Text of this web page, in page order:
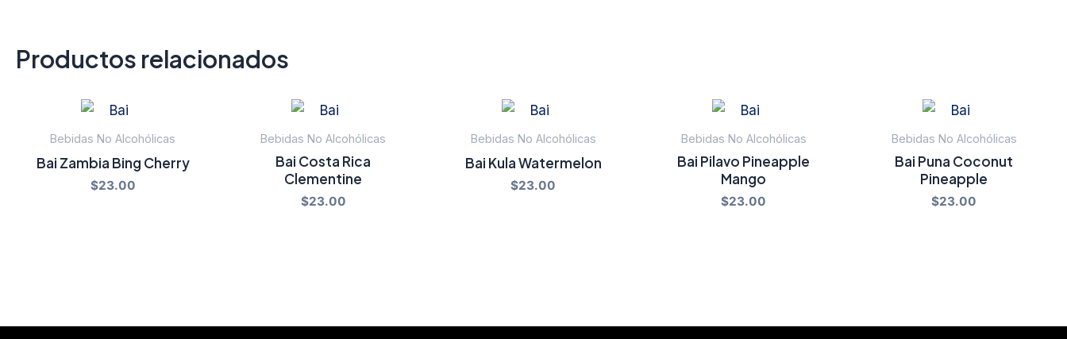
Productos relacionados
Bebidas No Alcohólicas
Bai Zambia Bing Cherry
$23.00
Bebidas No Alcohólicas
Bai Costa Rica
Clementine
$23.00
Bebidas No Alcohólicas
Bai Kula Watermelon
$23.00
Bebidas No Alcohólicas
Bai Pilavo Pineapple
Mango
$23.00
Bebidas No Alcohólicas
Bai Puna Coconut
Pineapple
$23.00